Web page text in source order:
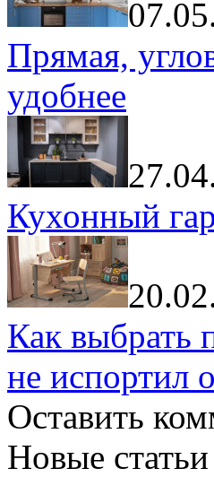
Прямая,
удобнее
Кухонный
Как выбрать
не испортил
Оставить
Новые статьи